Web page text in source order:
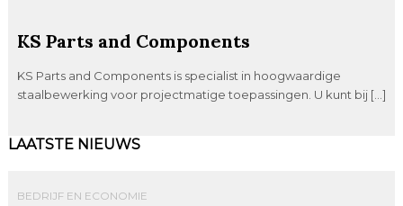
KS Parts and Components
KS Parts and Components is specialist in hoogwaardige
staalbewerking voor projectmatige toepassingen. U kunt bij […]
LAATSTE NIEUWS
BEDRIJF EN ECONOMIE